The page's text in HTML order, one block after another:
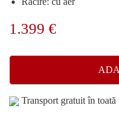
1.399 €
Transport gratuit în toată